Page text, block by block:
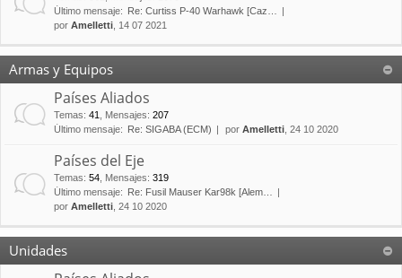
Último mensaje:
Re: Curtiss P-40 Warhawk [Caz…
por Amelletti , 14 07 2021
Armas y Equipos
Países Aliados
Temas: 41 Mensajes: 207
Último mensaje:
Re: SIGABA (ECM) por Amelletti , 24 10 2020
Países del Eje
Temas: 54 Mensajes: 319
Último mensaje:
Re: Fusil Mauser Kar98k [Alem…
por Amelletti , 24 10 2020
Unidades